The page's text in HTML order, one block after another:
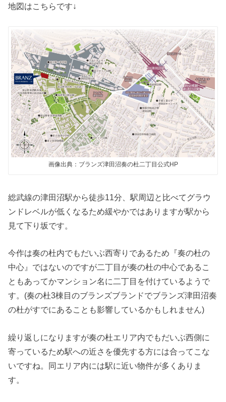
地図はこちらです↓
画像出典：ブランズ津田沼奏の杜二丁目公式HP
総武線の津田沼駅から徒歩11分、駅周辺と比べてグラウ
ンドレベルが低くなるため緩やかではありますが駅から
見て下り坂です。
今作は奏の杜内でもだいぶ西寄りであるため『奏の杜の
中心』ではないのですが二丁目が奏の杜の中心であるこ
ともあってかマンション名に二丁目を付けているようで
す。(奏の杜3棟目のブランズブランドでブランズ津田沼奏
の杜がすでにあることも影響しているかもしれません)
繰り返しになりますが奏の杜エリア内でもだいぶ西側に
寄っているため駅への近さを優先する方には合ってこな
いですね。同エリア内には駅に近い物件が多くありま
す。